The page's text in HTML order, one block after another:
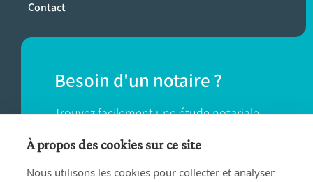
Contact
Besoin d'un notaire ?
Trouvez facilement une étude notariale
près de chez vous.
TROUVER UN NOTAIRE
À propos des cookies sur ce site
Nous utilisons les cookies pour collecter et analyser